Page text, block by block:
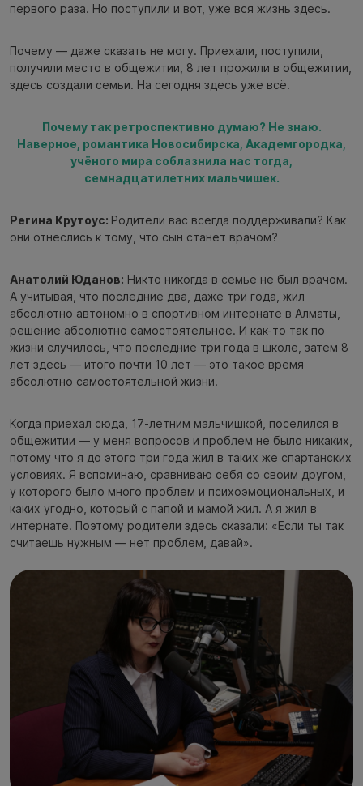
первого раза. Но поступили и вот, уже вся жизнь здесь.
Почему — даже сказать не могу. Приехали, поступили,
получили место в общежитии, 8 лет прожили в общежитии,
здесь создали семьи. На сегодня здесь уже всё.
Почему так ретроспективно думаю? Не знаю.
Наверное, романтика Новосибирска, Академгородка,
учёного мира соблазнила нас тогда,
семнадцатилетних мальчишек.
Регина Крутоус: Родители вас всегда поддерживали? Как
они отнеслись к тому, что сын станет врачом?
Анатолий Юданов: Никто никогда в семье не был врачом.
А учитывая, что последние два, даже три года, жил
абсолютно автономно в спортивном интернате в Алматы,
решение абсолютно самостоятельное. И как-то так по
жизни случилось, что последние три года в школе, затем 8
лет здесь — итого почти 10 лет — это такое время
абсолютно самостоятельной жизни.
Когда приехал сюда, 17-летним мальчишкой, поселился в
общежитии — у меня вопросов и проблем не было никаких,
потому что я до этого три года жил в таких же спартанских
условиях. Я вспоминаю, сравниваю себя со своим другом,
у которого было много проблем и психоэмоциональных, и
каких угодно, который с папой и мамой жил. А я жил в
интернате. Поэтому родители здесь сказали: «Если ты так
считаешь нужным — нет проблем, давай».